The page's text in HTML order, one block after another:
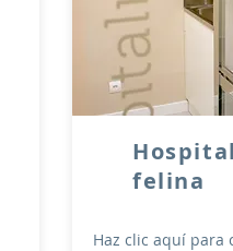
felina
Haz clic aquí para